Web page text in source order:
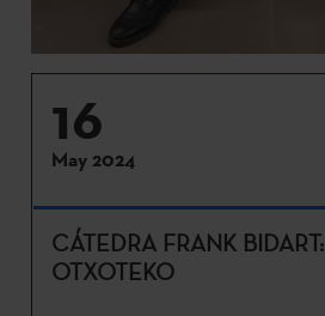
16
May 2024
CÁTEDRA FRANK
OTXOTEKO